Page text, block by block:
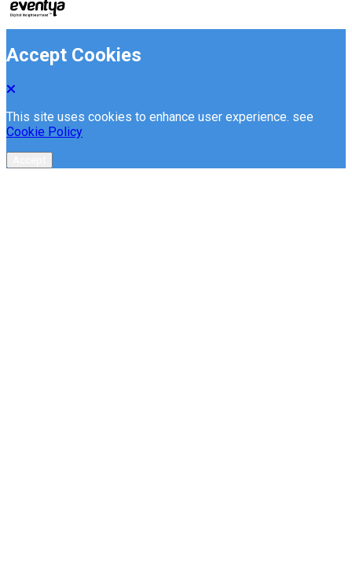
Accept Cookies
This site uses cookies to enhance user experience. see
Cookie Policy